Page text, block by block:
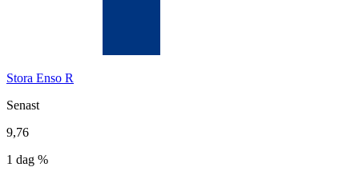
Stora Enso R
Senast
9,76
1 dag %